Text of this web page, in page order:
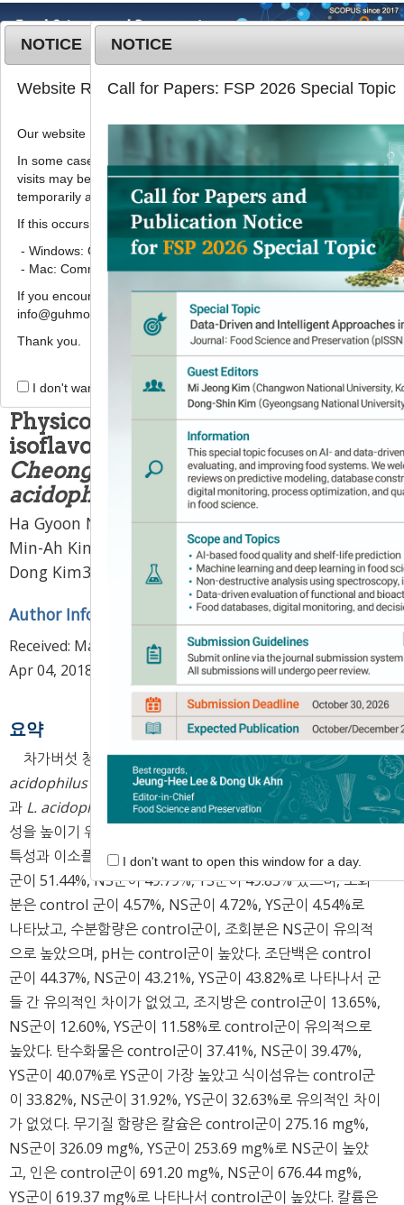
T
o
g
l
e
v
i
g
t
o
MENU
2018;25(2):221
pISSN: 1738-7248, eISSN: 2287-
7428
DOI:https://doi.org/10.11002/kjfp.2018.25.2.221
Article
Lactobacillus acidophilusKCTC
3925균을 종균으로 사용한 차가버섯 청
국장의 품질특성 및 isoflavone 함량 변
화
1,남동훈1,김민아1,김미자1,손은화
2,김현동3, 1,*
Physicochemical properties and
isoflavone content ofChaga
Cheonggukjang
withLactobacillus
acidophilus
KCTC 3925 starter
Ha Gyoon Na Eun Ho Jang1,Dong Hun Nam1,
Min-Ah Kim
Mi-Ja Kim1,Eun Hwa Sohn2,Hyun
Dong Kim3, Ki-Hyo Jang 1 ,*
Author Information & Copyright▼
Received: Mar 13, 2018 ; Revised:Apr 02, 2018
Apr 04, 2018
요약
차가버섯 청국장(control), 멸균된 청국장에L.
acidophilusKCTC 3925균을 접종하여 발효시킨 청국장(NS)
과 L. acidophilus
KCTC 3925를 접종하기 전 유산균주의 활
성을 높이기 위해 멸균하여 잡균을 제거한 청국장(YS)의 품질
특성과 이소플라본의 변화를 비교하였다. 수분함량은 control
군이 51.44%, NS군이 49.79%, YS군이 49.83% 였으며, 조회
분은 control 군이 4.57%, NS군이 4.72%, YS군이 4.54%로
나타났고, 수분함량은 control군이, 조회분은 NS군이 유의적
으로 높았으며, pH는 control군이 높았다. 조단백은 control
군이 44.37%, NS군이 43.21%, YS군이 43.82%로 나타나서 군
들 간 유의적인 차이가 없었고, 조지방은 control군이 13.65%,
NS군이 12.60%, YS군이 11.58%로 control군이 유의적으로
높았다. 탄수화물은 control군이 37.41%, NS군이 39.47%,
YS군이 40.07%로 YS군이 가장 높았고 식이섬유는 control군
이 33.82%, NS군이 31.92%, YS군이 32.63%로 유의적인 차이
가 없었다. 무기질 함량은 칼슘은 control군이 275.16 mg%,
NS군이 326.09 mg%, YS군이 253.69 mg%로 NS군이 높았
고, 인은 control군이 691.20 mg%, NS군이 676.44 mg%,
YS군이 619.37 mg%로 나타나서 control군이 높았다. 칼륨은
NOTICE
Website Renewal Notice
Our website has recently been renewed.
In some cases, images, CSS files, or other settings saved in your
visits may be reused instead of downloading the latest files. As a
temporarily appear incorrectly or may not display properly.
If this occurs, please perform a hard refresh.
- Windows: Ctrl + F5
- Mac: Command + Shift + R
If you encounter any errors or difficulties while using the website,
info@guhmok.com.
Thank you.
I don't want to open this window for a day.
NOTICE
Call for Papers: FSP 2026 Special Topic
I don't want to open this window for a day.